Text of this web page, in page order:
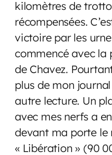
kilomètres de
récompensées.
victoire par les
commencé avec la
de Chavez.
plus de mon
autre lecture. Un
avec mes nerfs a
devant ma porte le
« Libération » (90